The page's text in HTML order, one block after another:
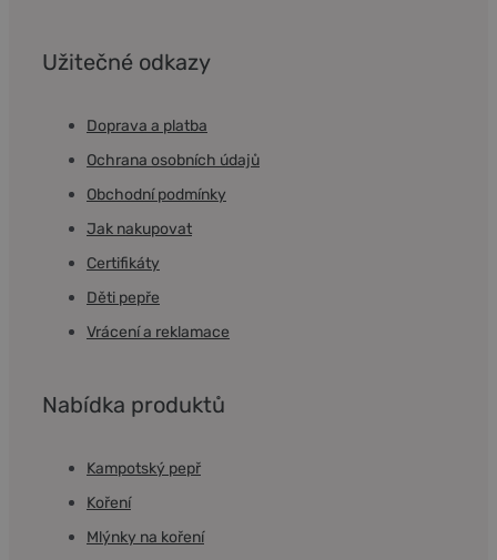
Užitečné odkazy
Doprava a platba
Ochrana osobních údajů
Obchodní podmínky
Jak nakupovat
Certifikáty
Děti pepře
Vrácení a reklamace
Nabídka produktů
Kampotský pepř
Koření
Mlýnky na koření